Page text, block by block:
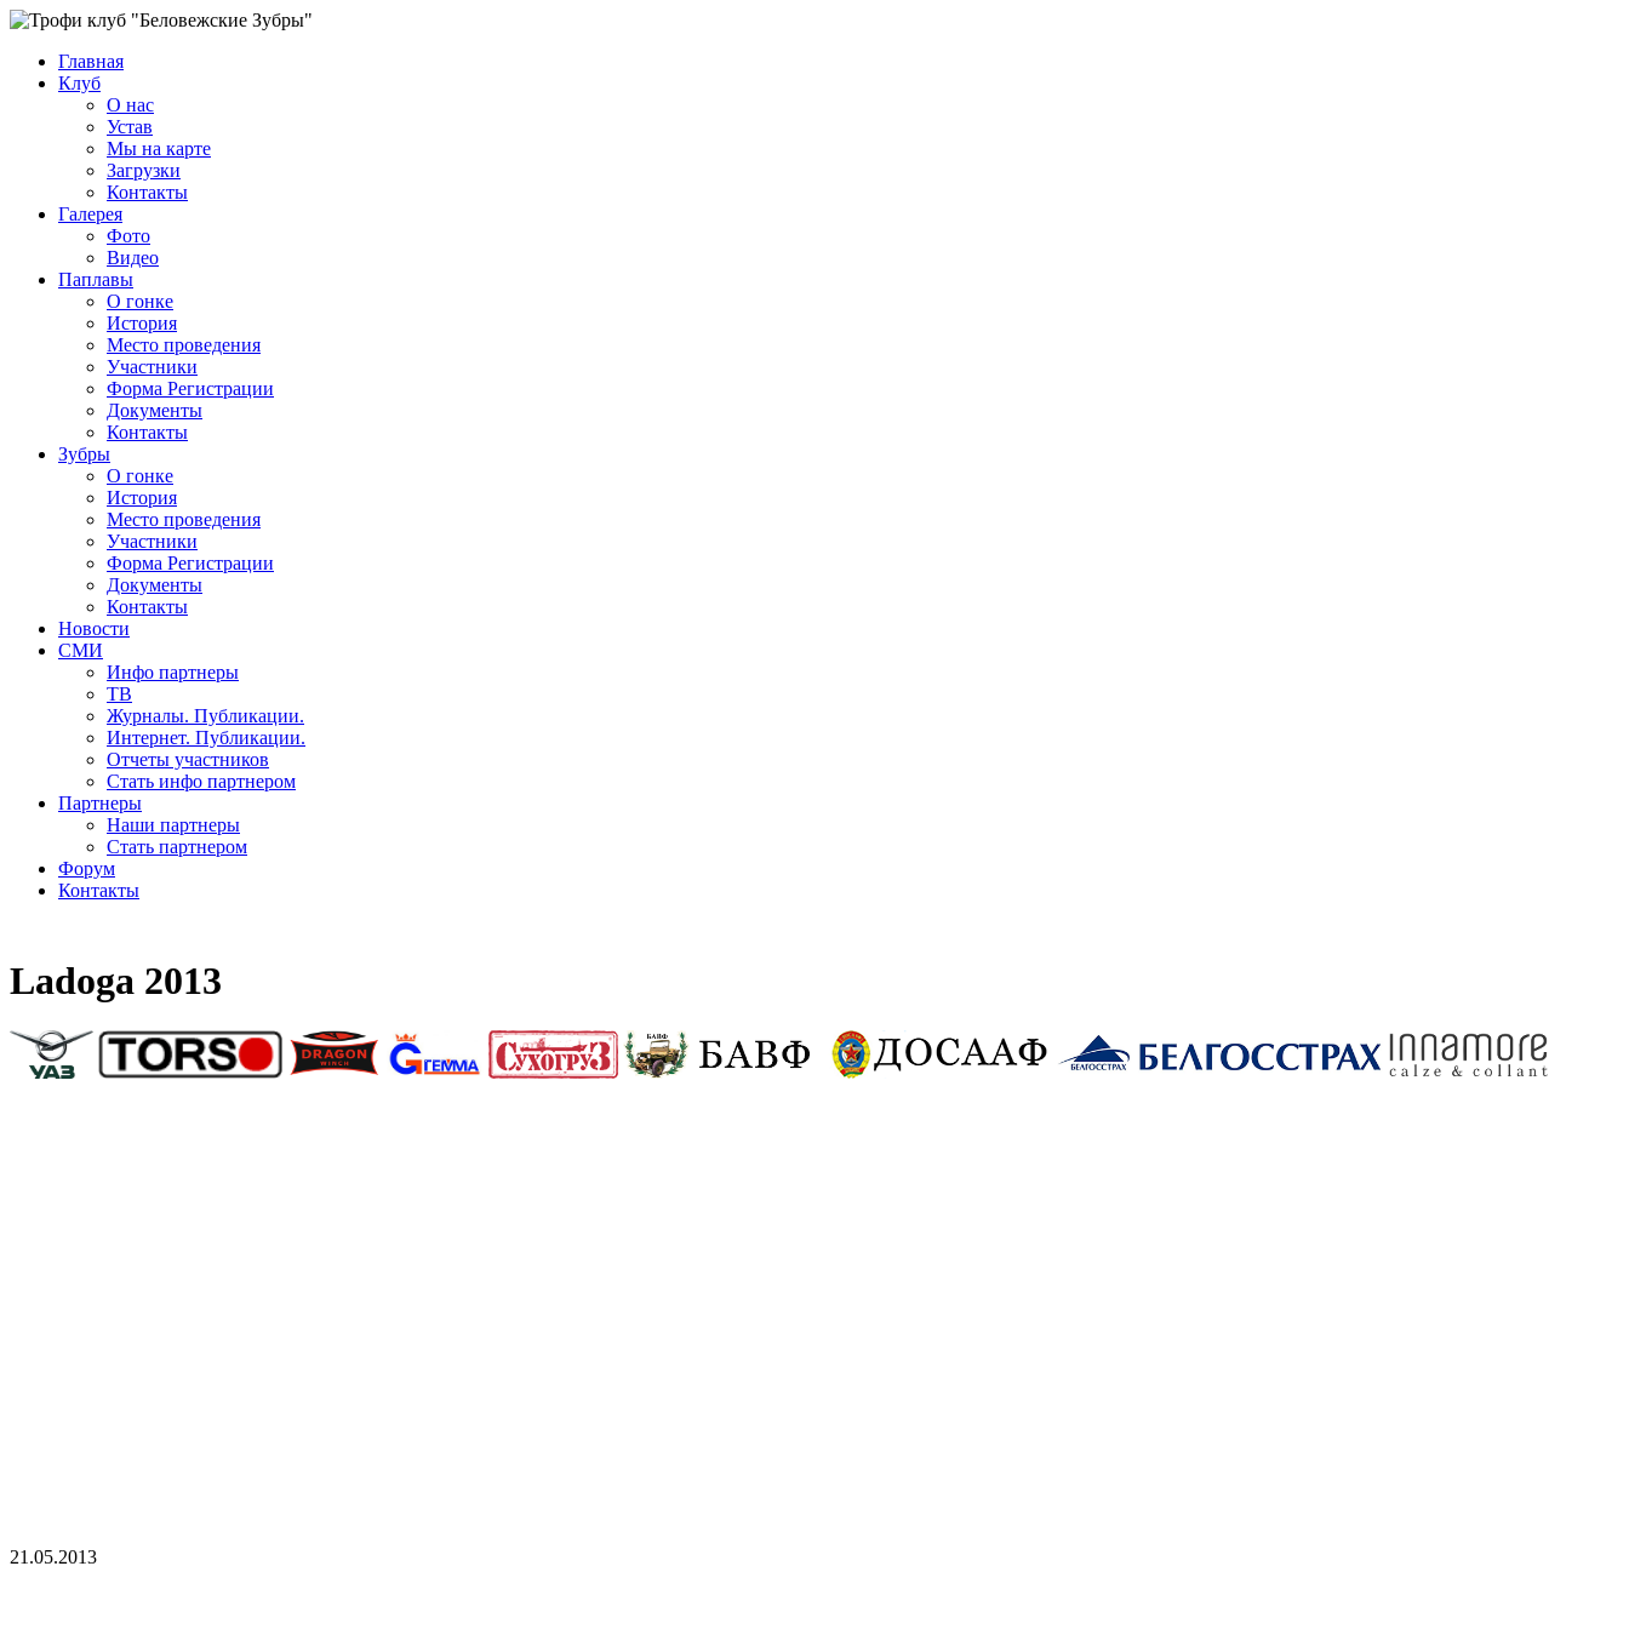
Главная
Клуб
О нас
Устав
Мы на карте
Загрузки
Контакты
Галерея
Фото
Видео
Паплавы
О гонке
История
Место проведения
Участники
Форма Регистрации
Документы
Контакты
Зубры
О гонке
История
Место проведения
Участники
Форма Регистрации
Документы
Контакты
Новости
СМИ
Инфо партнеры
ТВ
Журналы. Публикации.
Интернет. Публикации.
Отчеты участников
Стать инфо партнером
Партнеры
Наши партнеры
Стать партнером
Форум
Контакты
Ladoga 2013
21.05.2013